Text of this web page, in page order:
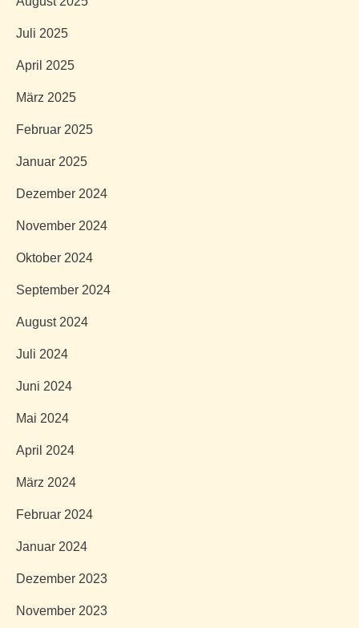
Juli 2025
April 2025
März 2025
Februar 2025
Januar 2025
Dezember 2024
November 2024
Oktober 2024
September 2024
August 2024
Juli 2024
Juni 2024
Mai 2024
April 2024
März 2024
Februar 2024
Januar 2024
Dezember 2023
November 2023